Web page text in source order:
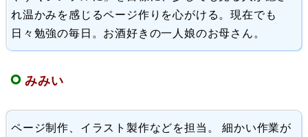
れ温かみを感じるページ作りを心がける。現在でも
日々勉強の毎日。お酒好きの一人娘のお母さん。
みみい
ページ制作、イラスト製作などを担当。 細かい作業が